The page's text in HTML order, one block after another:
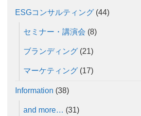
ESGコンサルティング (44)
セミナー・講演会 (8)
ブランディング (21)
マーケティング (17)
Information (38)
and more… (31)